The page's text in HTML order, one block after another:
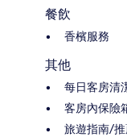
餐飲
香檳服務
其他
每日客房清
客房內保險
旅遊指南/